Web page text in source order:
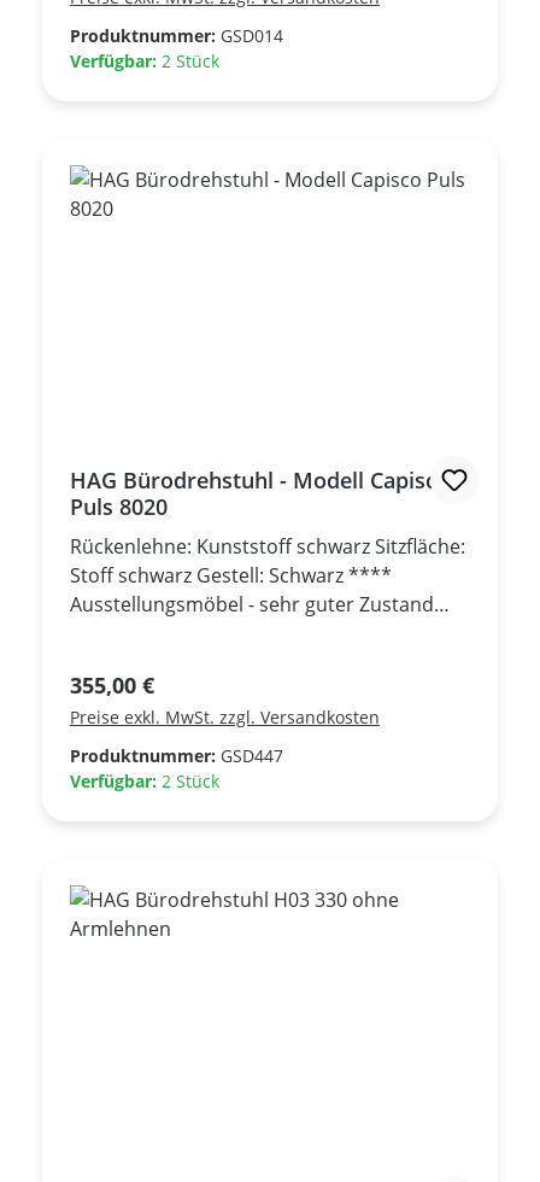
Sitztiefenverstellung Tiefenfederung ***
Gebrauchtmöbel, sehr guter Zustand ***
Produktnummer: GSD014
Verfügbar: 2 Stück
HAG Bürodrehstuhl - Modell Capisco
Puls 8020
Rückenlehne: Kunststoff schwarz Sitzfläche:
Stoff schwarz Gestell: Schwarz ****
Ausstellungsmöbel - sehr guter Zustand
Regulärer Preis:
355,00 €
Preise exkl. MwSt. zzgl. Versandkosten
Produktnummer: GSD447
Verfügbar: 2 Stück